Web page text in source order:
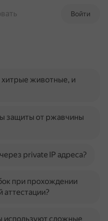
Войти
хитрые животные, и
защиты от ржавчины
private IP адреса?
при прохождении
аттестации?
используют сложные